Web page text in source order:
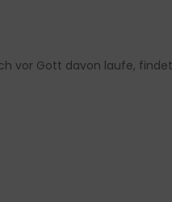
vor Gott davon laufe,